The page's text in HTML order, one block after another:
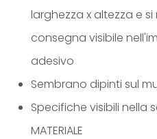
larghezza x altezza e
consegna visibile
adesivo
Sembrano dipinti sul
Specifiche visibili nella
MATERIALE